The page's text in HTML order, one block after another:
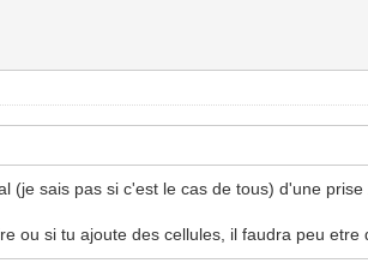
(je sais pas si c'est le cas de tous) d'une
ou si tu ajoute des cellules, il faudra peu etre